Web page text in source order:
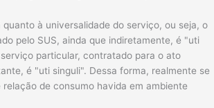
à universalidade do serviço, ou seja, o
pelo SUS, ainda que indiretamente, é "uti
particular, contratado para o ato
é "uti singuli". Dessa forma, realmente se
de consumo havida em ambiente